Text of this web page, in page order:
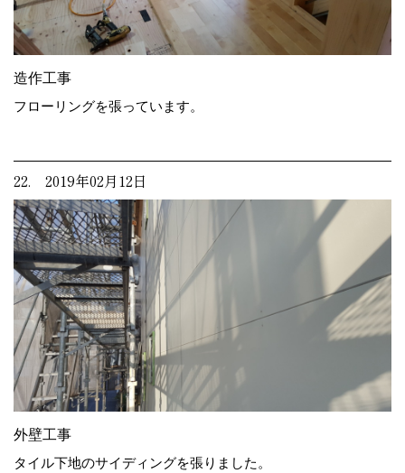
造作工事
フローリングを張っています。
22. 2019年02月12日
外壁工事
タイル下地のサイディングを張りました。